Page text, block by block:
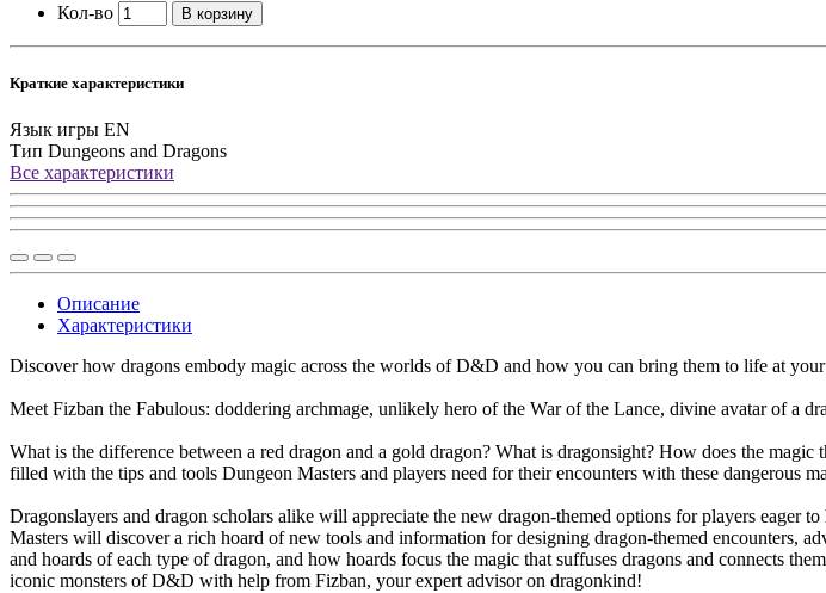
Кол-во В корзину
Краткие характеристики
Язык игры EN
Тип Dungeons and Dragons
Все характеристики
Описание
Характеристики
Discover how dragons embody magic across the worlds of D&D and how you can bring them to life at
Meet Fizban the Fabulous: doddering archmage, unlikely hero of the War of the Lance, divine avatar of
What is the difference between a red dragon and a gold dragon? What is dragonsight? How does the
filled with the tips and tools Dungeon Masters and players need for their encounters with these dangerous
Dragonslayers and dragon scholars alike will appreciate the new dragon-themed options for players eager
Masters will discover a rich hoard of new tools and information for designing dragon-themed encounters,
and hoards of each type of dragon, and how hoards focus the magic that suffuses dragons and connects
iconic monsters of D&D with help from Fizban, your expert advisor on dragonkind!